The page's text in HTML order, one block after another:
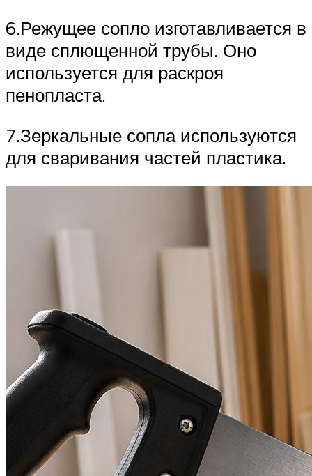
6.Режущее сопло изготавливается в
виде сплющенной трубы. Оно
используется для раскроя
пенопласта.
7.Зеркальные сопла используются
для сваривания частей пластика.